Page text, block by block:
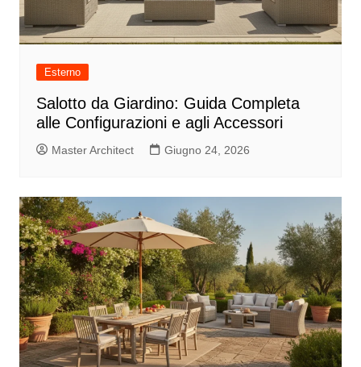
Esterno
Salotto da Giardino: Guida Completa
alle Configurazioni e agli Accessori
Master Architect Giugno 24, 2026